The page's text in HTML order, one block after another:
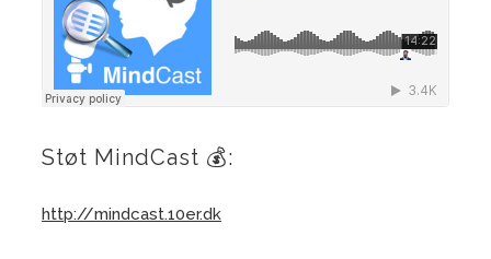
Støt MindCast 💰:
http://mindcast.10er.dk